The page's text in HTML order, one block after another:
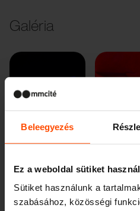
Beleegyezés
Ez a weboldal sütiket használ
Sütiket használunk a
szabásához, közösségi
Galéria
Előző